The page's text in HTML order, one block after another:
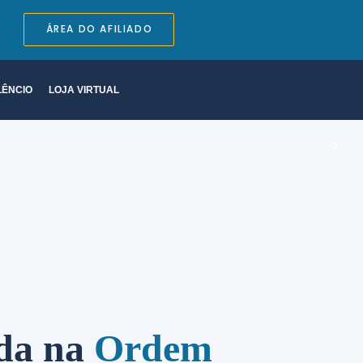
ÁREA DO AFILIADO
LOJA VIRTUAL
na Ordem